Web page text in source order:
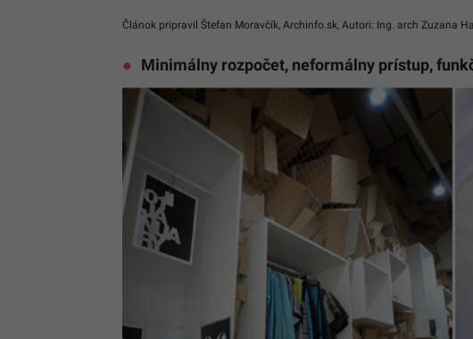
Článok pripravil Štefan Moravčík, Archinfo.sk, Autori: Ing. arch Zuzana
Minimálny rozpočet, neformálny prístup,